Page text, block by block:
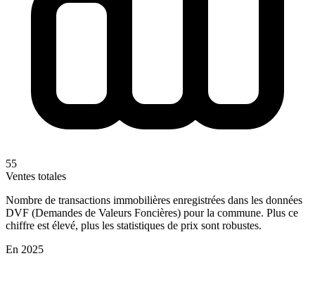
55
Ventes totales
Nombre de transactions immobilières enregistrées dans les données
DVF (Demandes de Valeurs Foncières) pour la commune. Plus ce
chiffre est élevé, plus les statistiques de prix sont robustes.
En 2025